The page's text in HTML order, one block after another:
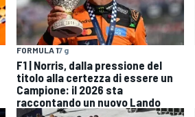
FORMULA 17 g
F1 | Norris, dalla pressione del
titolo alla certezza di essere un
Campione: il 2026 sta
raccontando un nuovo Lando